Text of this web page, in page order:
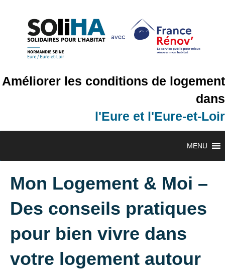
Améliorer les conditions de logement
dans
l'Eure et l'Eure-et-Loir
MENU
Mon Logement & Moi –
Des conseils pratiques
pour bien vivre dans
votre logement autour